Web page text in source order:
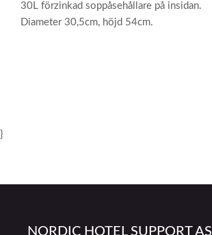
30L förzinkad soppåsehållare på insidan.
Diameter 30,5cm, höjd 54cm.
}
NORDIC HOTEL SUPPORT AS